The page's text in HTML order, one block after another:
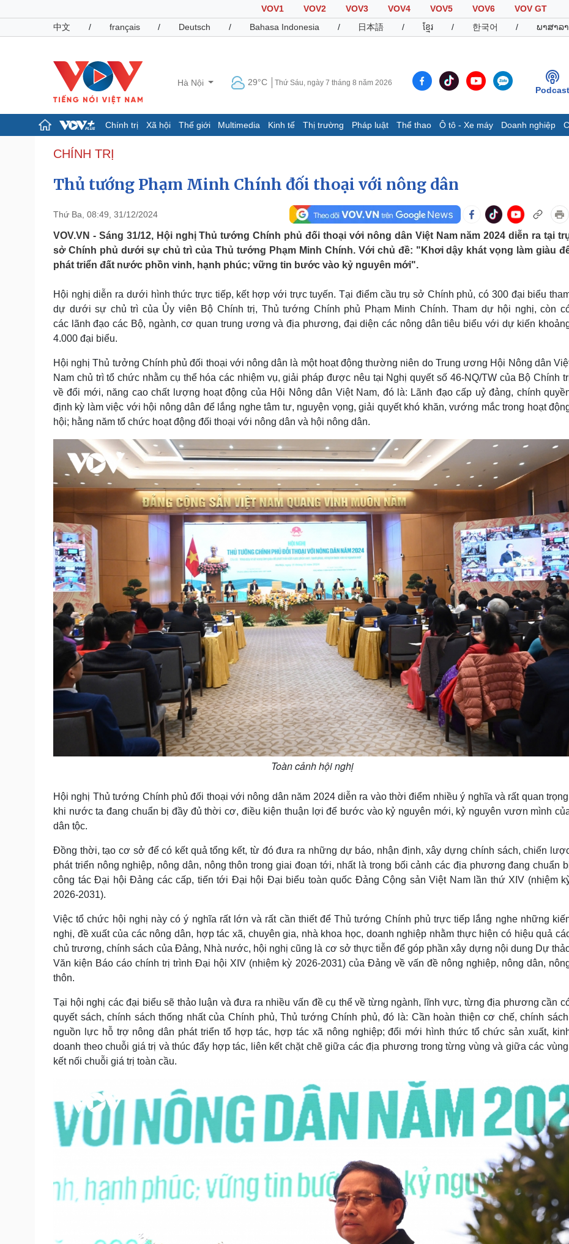
VOV1 VOV2 VOV3 VOV4 VOV5 VOV6
VOV GT
中文
/ français / Deutsch / Bahasa Indonesia / 日本語 / ខ្មែរ / 한국어 / ພາສາລ
Hà Nội 29°C Thứ Sáu, ngày 7 tháng 8 năm 2026
Podcast
Chính trị Xã hội Thế giới Multimedia Kinh tế Thị trường Pháp luật Thể thao Ô tô - Xe máy Doanh nghiệp
Chính trị
Tổ chức nhân sự
Quốc hội
Dự báo thời tiết
Giáo dục
Biển đảo
Cuộc sống đó đây
Hồ sơ
Ảnh
E-Magazine
Infographic
Bất
Khởi
Pháp luật
Vụ án
Tư vấn luật
Quân sự - Quốc phòng
Vũ khí
Phân tích
Thể thao
Bóng đá
Thế giới thể thao
eSports
Hậu trường
Ô tô - Xe máy
Tư vấn
Doanh
Vì
Sức khỏe
Dinh dưỡng - món ngon
Cây thuốc
Sản phụ khoa
Nhi khoa
Nam khoa
Làm đẹp - giảm cân
Ăn sạch sống khỏe
Nhà đẹp
Tình yêu - Gia đình
Sân khấu - Điện ảnh
Văn học
Âm nhạc
Di sản
Nghệ sĩ
Thời trang
Sao Việt
Tư vấn
Săn
check-
Cải chính
CHÍNH TRỊ
Thủ tướng Phạm Minh Chính đối thoại với nông dân
Thứ Ba, 08:49, 31/12/2024
VOV.VN - Sáng 31/12, Hội nghị Thủ tướng Chính phủ đối thoại với nông dân Việt Nam năm 2024 diễn ra tại
sở Chính phủ dưới sự chủ trì của Thủ tướng Phạm Minh Chính. Với chủ đề: "Khơi dậy khát vọng làm giàu
phát triển đất nước phồn vinh, hạnh phúc; vững tin bước vào kỷ nguyên mới".
Hội nghị diễn ra dưới hình thức trực tiếp, kết hợp với trực tuyến. Tại điểm cầu trụ sở Chính phủ, có 300 đại biểu
dự dưới sự chủ trì của Ủy viên Bộ Chính trị, Thủ tướng Chính phủ Phạm Minh Chính. Tham dự hội nghị, còn
các lãnh đạo các Bộ, ngành, cơ quan trung ương và địa phương, đại diện các nông dân tiêu biểu với dự kiến
4.000 đại biểu.
Hội nghị Thủ tưởng Chính phủ đối thoại với nông dân là một hoạt động thường niên do Trung ương Hội Nông dân
Nam chủ trì tổ chức nhằm cụ thể hóa các nhiệm vụ, giải pháp được nêu tại Nghị quyết số 46-NQ/TW của Bộ Chính
về đổi mới, năng cao chất lượng hoạt động của Hội Nông dân Việt Nam, đó là: Lãnh đạo cấp uỷ đảng, chính
định kỳ làm việc với hội nông dân để lắng nghe tâm tư, nguyện vọng, giải quyết khó khăn, vướng mắc trong hoạt
hội; hằng năm tổ chức hoạt động đối thoại với nông dân và hội nông dân.
Toàn cảnh hội nghị
Hội nghị Thủ tướng Chính phủ đối thoại với nông dân năm 2024 diễn ra vào thời điểm nhiều ý nghĩa và rất quan
khi nước ta đang chuẩn bị đầy đủ thời cơ, điều kiện thuận lợi để bước vào kỷ nguyên mới, kỷ nguyên vươn mình
dân tộc.
Đồng thời, tạo cơ sở để có kết quả tổng kết, từ đó đưa ra những dự báo, nhận định, xây dựng chính sách, chiến
phát triển nông nghiệp, nông dân, nông thôn trong giai đoạn tới, nhất là trong bối cảnh các địa phương đang chuẩn
công tác Đại hội Đảng các cấp, tiến tới Đại hội Đại biểu toàn quốc Đảng Cộng sản Việt Nam lần thứ XIV (nhiệm
2026-2031).
Việc tổ chức hội nghị này có ý nghĩa rất lớn và rất cần thiết để Thủ tướng Chính phủ trực tiếp lắng nghe những
nghị, đề xuất của các nông dân, hợp tác xã, chuyên gia, nhà khoa học, doanh nghiệp nhằm thực hiện có hiệu quả
chủ trương, chính sách của Đảng, Nhà nước, hội nghị cũng là cơ sở thực tiễn để góp phần xây dựng nội dung Dự
Văn kiện Báo cáo chính trị trình Đại hội XIV (nhiệm kỳ 2026-2031) của Đảng về vấn đề nông nghiệp, nông dân,
thôn.
Tại hội nghị các đại biểu sẽ thảo luận và đưa ra nhiều vấn đề cụ thể về từng ngành, lĩnh vực, từng địa phương cần
quyết sách, chính sách thống nhất của Chính phủ, Thủ tướng Chính phủ, đó là: Cần hoàn thiện cơ chế, chính
nguồn lực hỗ trợ nông dân phát triển tổ hợp tác, hợp tác xã nông nghiệp; đổi mới hình thức tổ chức sản xuất,
doanh theo chuỗi giá trị và thúc đẩy hợp tác, liên kết chặt chẽ giữa các địa phương trong từng vùng và giữa các
kết nối chuỗi giá trị toàn cầu.